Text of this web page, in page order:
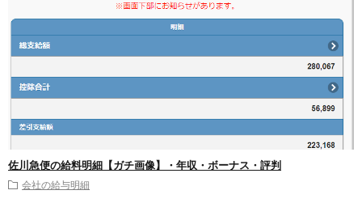
佐川急便の給料明細【ガチ画像】・年収・ボーナス・評判
会社の給与明細